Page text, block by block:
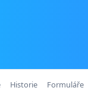
Historie Formuláře